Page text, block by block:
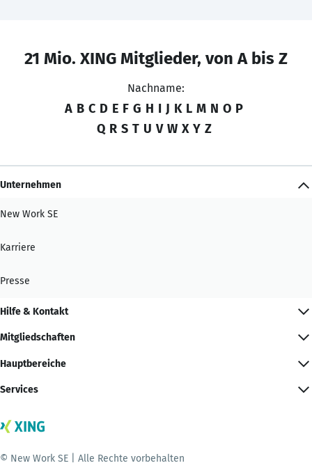
21 Mio. XING Mitglieder, von A bis Z
Nachname:
A B C D E F G H I J K L M N O P
Q R S T U V W X Y Z
Unternehmen
New Work SE
Karriere
Presse
Hilfe & Kontakt
Mitgliedschaften
Hauptbereiche
Services
© New Work SE | Alle Rechte vorbehalten